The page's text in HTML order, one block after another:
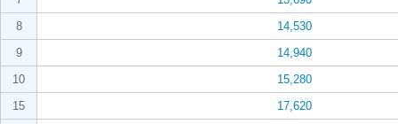
8
14,530
9
14,940
10
15,280
15
17,620